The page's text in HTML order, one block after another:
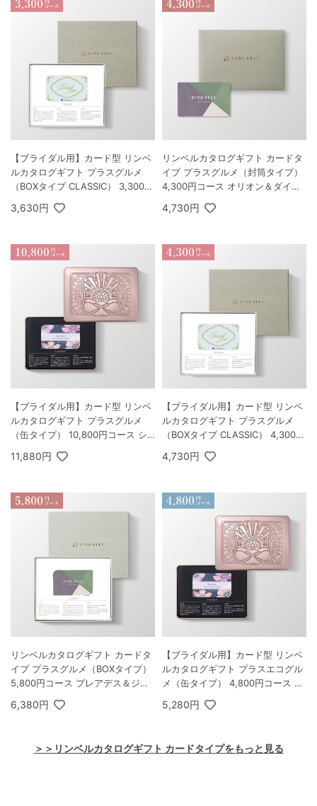
【ブライダル用】カード型 リンベ
ルカタログギフト プラスグルメ
（BOXタイプ CLASSIC） 3,300円
コース ビーハイブ
3,630円
リンベルカタログギフト カードタ
イプ プラスグルメ（封筒タイプ）
4,300円コース オリオン＆ダイア
4,730円
【ブライダル用】カード型 リンベ
ルカタログギフト プラスグルメ
（缶タイプ） 10,800円コース シ
リウス＆ビーナス
11,880円
【ブライダル用】カード型 リンベ
ルカタログギフト プラスグルメ
（BOXタイプ CLASSIC） 4,300円
コース オリオン＆ダイアナ
4,730円
リンベルカタログギフト カードタ
イプ プラスグルメ（BOXタイプ）
5,800円コース プレアデス＆ジュ
6,380円
【ブライダル用】カード型 リンベ
ルカタログギフト プラスエコグル
メ（缶タイプ） 4,800円コース マ
ゼラン＆エコアイリス
5,280円
＞＞リンベルカタログギフト カードタイプをもっと見る